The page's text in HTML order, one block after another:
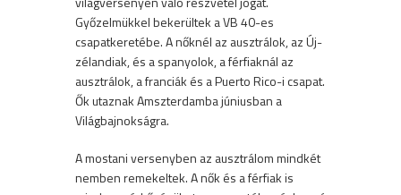
Győzelmükkel bekerültek a VB 40-es
csapatkeretébe. A nőknél az ausztrálok, az Új-
zélandiak, és a spanyolok, a férfiaknál az
ausztrálok, a franciák és a Puerto Rico-i csapat.
Ők utaznak Amszterdamba júniusban a
Világbajnokságra.
A mostani versenyben az ausztrálom mindkét
nemben remekeltek. A nők és a férfiak is